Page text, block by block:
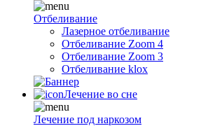
Отбеливание
Лазерное отбеливание
Отбеливание Zoom 4
Отбеливание Zoom 3
Отбеливание klox
Лечение во сне
Лечение под наркозом